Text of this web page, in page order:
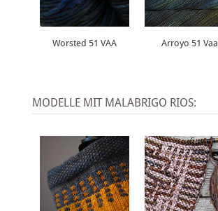
Worsted 51 VAA Arroyo 51 Vaa
MODELLE MIT MALABRIGO RIOS: